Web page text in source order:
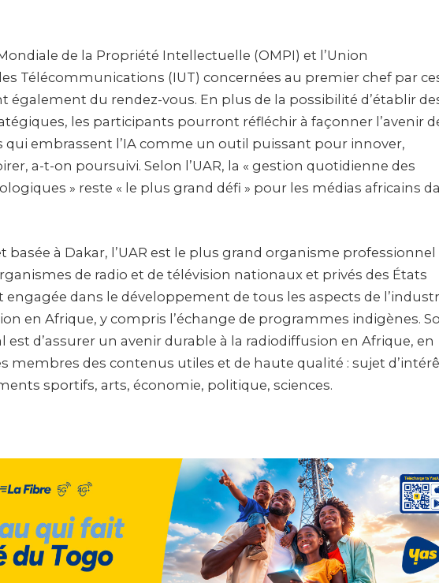
de la Propriété Intellectuelle (OMPI) et l’Union
Télécommunications (IUT) concernées au premier chef par
également du rendez-vous. En plus de la possibilité d’établir
les participants pourront réfléchir à façonner l’avenir
qui embrassent l’IA comme un outil puissant pour innover,
a-t-on poursuivi. Selon l’UAR, la « gestion quotidienne des
» reste « le plus grand défi » pour les médias africains
basée à Dakar, l’UAR est le plus grand organisme professionnel
de radio et de télévision nationaux et privés des États
engagée dans le développement de tous les aspects de
en Afrique, y compris l’échange de programmes indigènes.
est d’assurer un avenir durable à la radiodiffusion en Afrique, en
membres des contenus utiles et de haute qualité : sujet
sportifs, arts, économie, politique, sciences.